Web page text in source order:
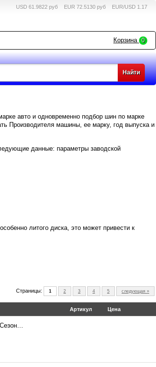
USD 61.9822 руб EUR 72.5130 руб EUR/USD 1.17
Корзина 0
авто и одновременно подбор шин по марке
Производителя машины, ее марку, год выпуска и
данные: параметры заводской
литого диска, это может привести к
Страницы: 1 2 3 4 5 следующая »
Артикул Цена